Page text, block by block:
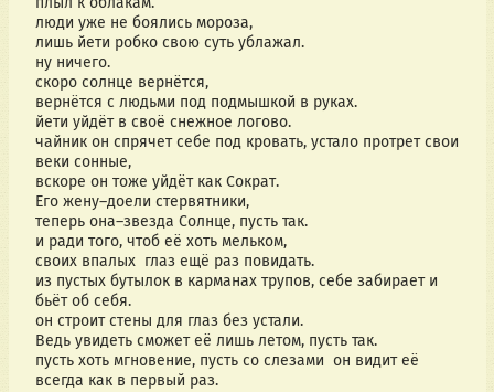
люди уже не боялись мороза,
лишь йети робко свою суть ублажал.
ну ничего.
скоро солнце вернётся,
вернётся с людьми под подмышкой в руках.
йети уйдёт в своё снежное логово.
чайник он спрячет себе под кровать, устало протрет свои
веки сонные,
вскоре он тоже уйдёт как Сократ.
Его жену–доели стервятники,
теперь она–звезда Солнце, пусть так.
и ради того, чтоб её хоть мельком,
своих впалых  глаз ещё раз повидать.
из пустых бутылок в карманах трупов, себе забирает и
бьёт об себя.
он строит стены для глаз без устали.
Ведь увидеть сможет её лишь летом, пусть так.
пусть хоть мгновение, пусть со слезами  он видит её
всегда как в первый раз.